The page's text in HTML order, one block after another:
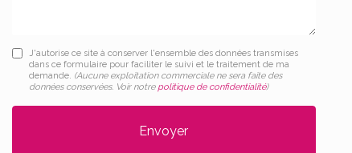
J'autorise ce site à conserver l'ensemble des données transmises
dans ce formulaire pour faciliter le suivi et le traitement de ma
demande. (Aucune exploitation commerciale ne sera faite des
données conservées. Voir notre politique de confidentialité)